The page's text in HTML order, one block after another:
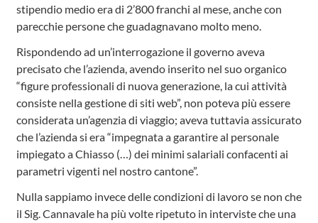
stipendio medio era di 2’800 franchi al mese, anche con
parecchie persone che guadagnavano molto meno.
Rispondendo ad un’interrogazione il governo aveva
precisato che l’azienda, avendo inserito nel suo organico
“figure professionali di nuova generazione, la cui attività
consiste nella gestione di siti web”, non poteva più essere
considerata un’agenzia di viaggio; aveva tuttavia assicurato
che l’azienda si era “impegnata a garantire al personale
impiegato a Chiasso (…) dei minimi salariali confacenti ai
parametri vigenti nel nostro cantone”.
Nulla sappiamo invece delle condizioni di lavoro se non che
il Sig. Cannavale ha più volte ripetuto in interviste che una